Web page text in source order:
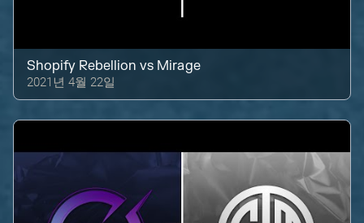
Shopify Rebellion vs Mirage
2021년 4월 22일